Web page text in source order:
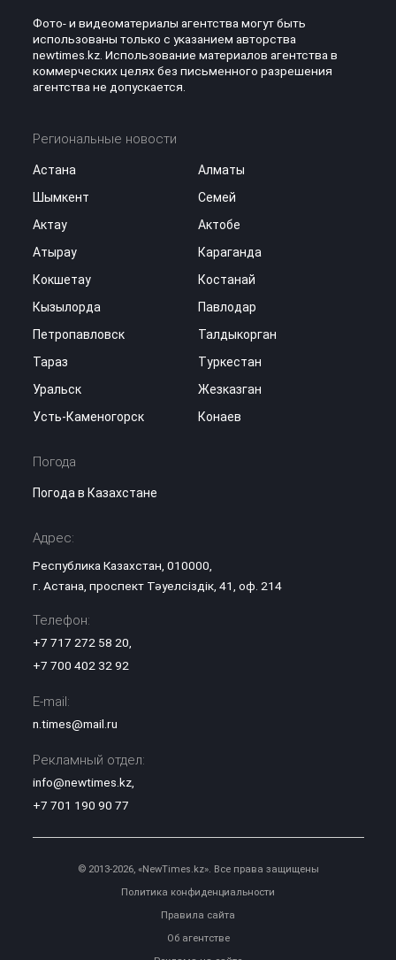
Фото- и видеоматериалы агентства могут быть
использованы только с указанием авторства
newtimes.kz. Использование материалов агентства в
коммерческих целях без письменного разрешения
агентства не допускается.
Региональные новости
Астана
Алматы
Шымкент
Семей
Актау
Актобе
Атырау
Караганда
Кокшетау
Костанай
Кызылорда
Павлодар
Петропавловск
Талдыкорган
Тараз
Туркестан
Уральск
Жезказган
Усть-Каменогорск
Конаев
Погода
Погода в Казахстане
Адрес:
Республика Казахстан, 010000,
г. Астана, проспект Тәуелсіздік, 41, оф. 214
Телефон:
+7 717 272 58 20
+7 700 402 32 92
E-mail:
n.times@mail.ru
Рекламный отдел:
info@newtimes.kz,
+7 701 190 90 77
© 2013-2026, «NewTimes.kz». Все права защищены
Политика конфиденциальности
Правила сайта
Об агентстве